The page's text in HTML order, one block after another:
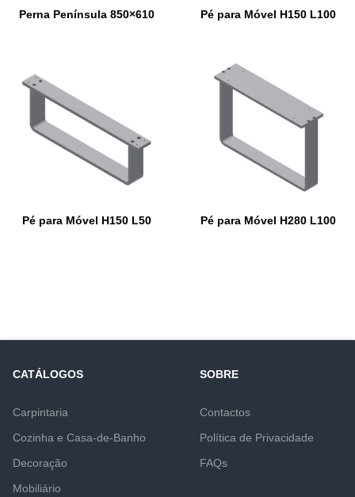
Perna Península 850×610 Pé para Móvel H150 L100
Pé para Móvel H150 L50 Pé para Móvel H280 L100
CATÁLOGOS
Carpintaria
Cozinha e Casa-de-Banho
Decoração
Mobiliário
SOBRE
Contactos
Política de Privacidade
FAQs